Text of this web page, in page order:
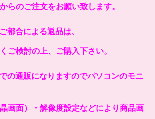
らのご注文をお願い致します。
都合による返品は、
ご検討の上、ご購入下さい。
の通販になりますのでパソコンのモニ
画面）・解像度設定などにより商品画